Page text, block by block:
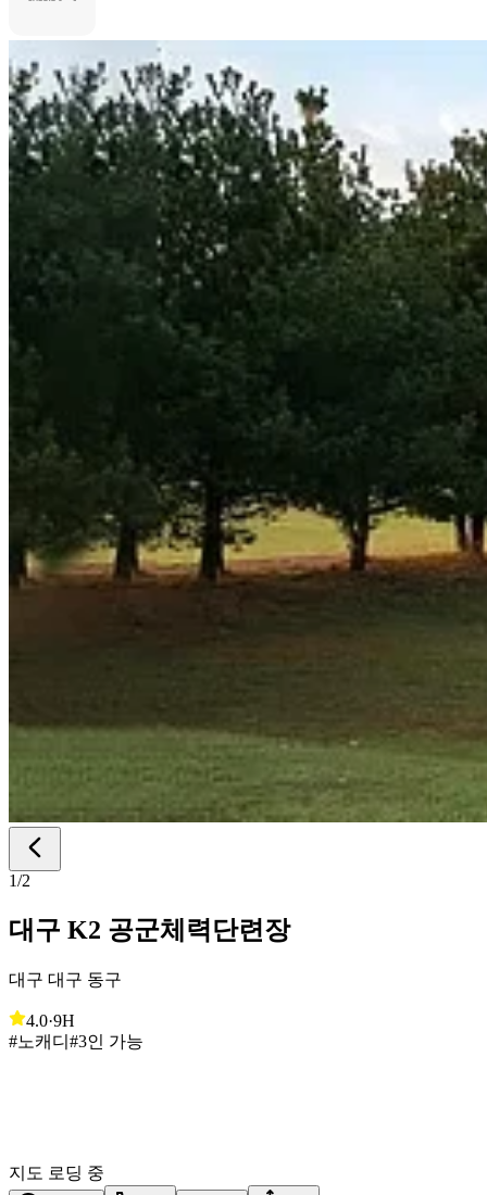
1/2
대구 K2 공군체력단련장
대구 대구 동구
4.0·9H
#노캐디 #3인 가능
지도 로딩 중